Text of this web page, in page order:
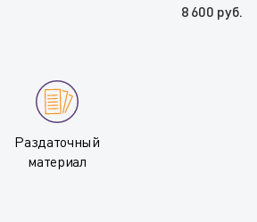
8 600 руб.
Раздаточный
материал